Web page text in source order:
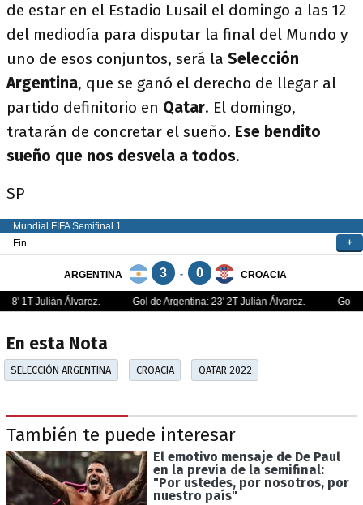
de estar en el Estadio Lusail el domingo a las 12
del mediodía para disputar la final del Mundo y
uno de esos conjuntos, será la Selección
Argentina, que se ganó el derecho de llegar al
partido definitorio en Qatar. El domingo,
tratarán de concretar el sueño. Ese bendito
sueño que nos desvela a todos.
SP
En esta Nota
SELECCIÓN ARGENTINA CROACIA QATAR 2022
También te puede interesar
El emotivo mensaje de De Paul
en la previa de la semifinal:
"Por ustedes, por nosotros, por
nuestro país"